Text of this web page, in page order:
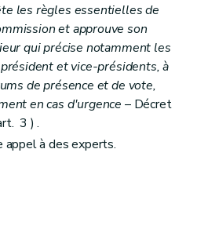
les règles essentielles de
et approuve son
qui précise notamment les
et vice-présidents, à
de présence et de vote,
en cas d'urgence – Décret
3 ) .
appel à des experts.